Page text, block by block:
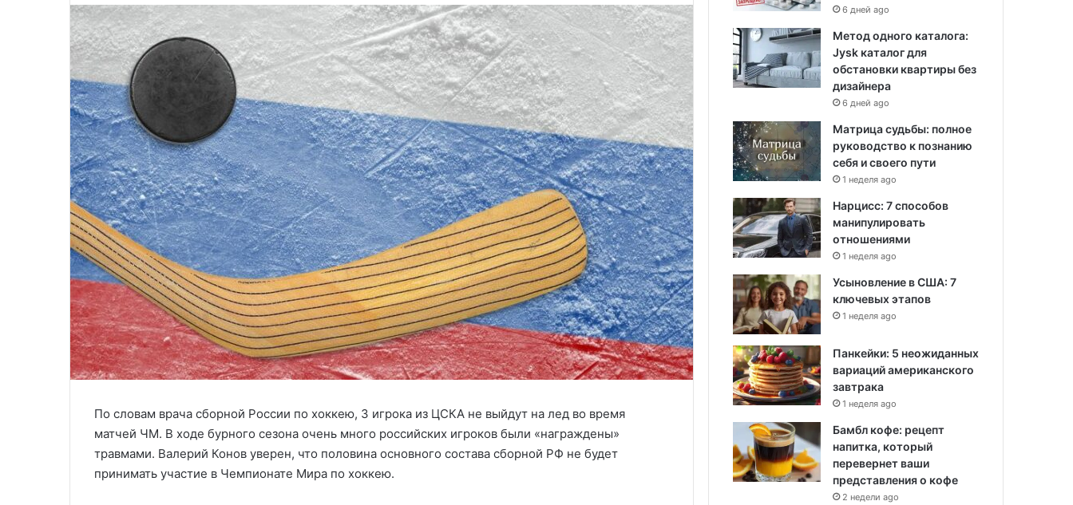
По словам врача сборной России по хоккею, 3 игрока из ЦСКА не выйдут на лед во время
матчей ЧМ. В ходе бурного сезона очень много российских игроков были «награждены»
травмами. Валерий Конов уверен, что половина основного состава сборной РФ не будет
принимать участие в Чемпионате Мира по хоккею.
6 дней ago
Метод одного каталога:
Jysk каталог для
обстановки квартиры без
дизайнера
6 дней ago
Матрица судьбы: полное
руководство к познанию
себя и своего пути
1 неделя ago
Нарцисс: 7 способов
манипулировать
отношениями
1 неделя ago
Усыновление в США: 7
ключевых этапов
1 неделя ago
Панкейки: 5 неожиданных
вариаций американского
завтрака
1 неделя ago
Бамбл кофе: рецепт
напитка, который
перевернет ваши
представления о кофе
2 недели ago